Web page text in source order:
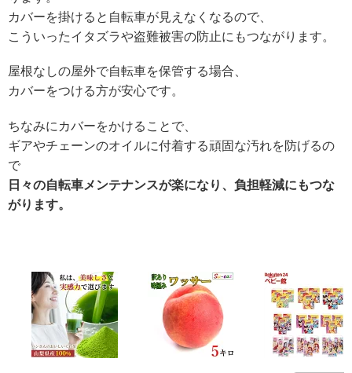
カバーを掛けると自転車が見えなくなるので、
こういったイタズラや盗難被害の防止にもつながります。
屋根なしの屋外で自転車を保管する場合、
カバーをつける方が安心です。
ちなみにカバーをかけることで、
ギアやチェーンのオイルに付着する頑固な汚れを防げるの
で
日々の自転車メンテナンスが楽になり、負担軽減にもつな
がります。